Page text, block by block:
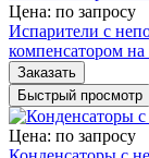
Цена: по запросу
Испарители с
компенсатором
Заказать
Быстрый просмотр
Цена: по запросу